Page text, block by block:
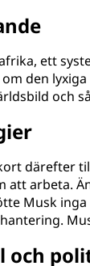
ett
den
och
därefter
arbeta.
Musk
och